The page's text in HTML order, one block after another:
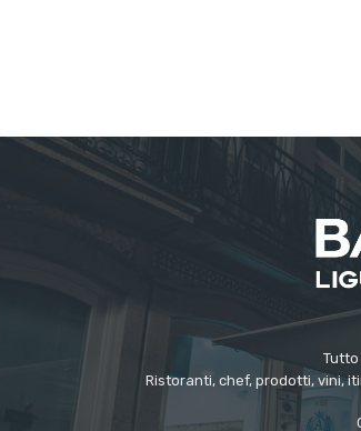
Ristoranti, chef, prodotti, vini,